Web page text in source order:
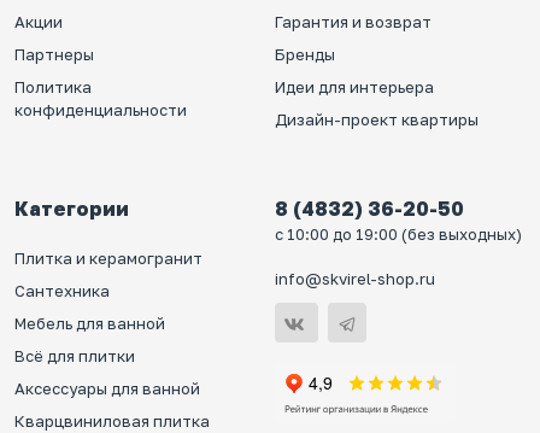
Акции
Партнеры
Политика
конфиденциальности
Гарантия и возврат
Бренды
Идеи для интерьера
Дизайн-проект квартиры
Категории
Плитка и керамогранит
Сантехника
Мебель для ванной
Всё для плитки
Аксессуары для ванной
Кварцвиниловая плитка
8 (4832) 36-20-50
с 10:00 до 19:00 (без выходных)
info@skvirel-shop.ru